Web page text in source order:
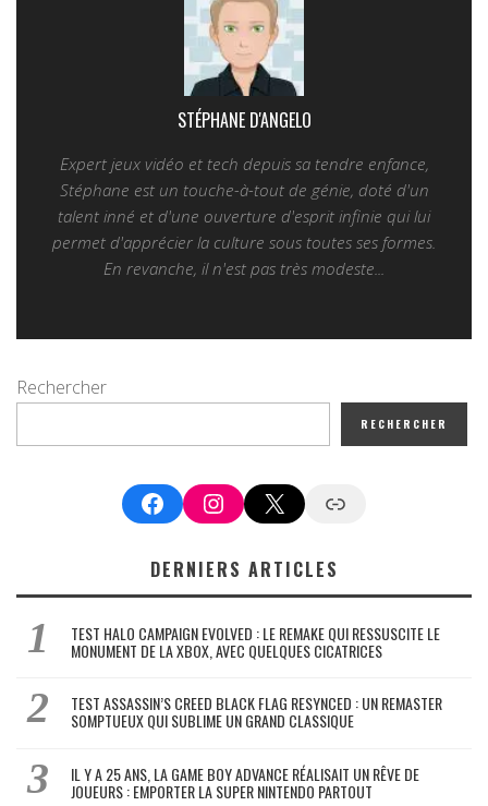
STÉPHANE D'ANGELO
Expert jeux vidéo et tech depuis sa tendre enfance,
Stéphane est un touche-à-tout de génie, doté d'un
talent inné et d'une ouverture d'esprit infinie qui lui
permet d'apprécier la culture sous toutes ses formes.
En revanche, il n'est pas très modeste...
Rechercher
RECHERCHER
FacebookInstagram
X Google News
DERNIERS ARTICLES
TEST HALO CAMPAIGN EVOLVED : LE REMAKE QUI RESSUSCITE LE
MONUMENT DE LA XBOX, AVEC QUELQUES CICATRICES
TEST ASSASSIN’S CREED BLACK FLAG RESYNCED : UN REMASTER
SOMPTUEUX QUI SUBLIME UN GRAND CLASSIQUE
IL Y A 25 ANS, LA GAME BOY ADVANCE RÉALISAIT UN RÊVE DE
JOUEURS : EMPORTER LA SUPER NINTENDO PARTOUT